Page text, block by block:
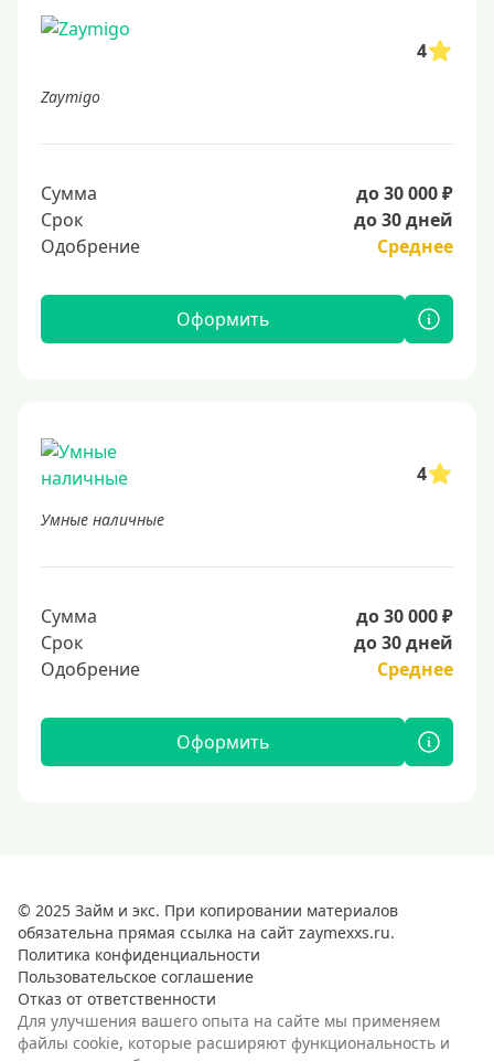
4
Zaymigo
Сумма
до 30 000 ₽
Срок
до 30 дней
Одобрение
Среднее
Оформить
4
Умные наличные
Сумма
до 30 000 ₽
Срок
до 30 дней
Одобрение
Среднее
Оформить
© 2025 Займ и экс. При копировании материалов
обязательна прямая ссылка на сайт zaymexxs.ru.
Политика конфиденциальности
Пользовательское соглашение
Отказ от ответственности
Для улучшения вашего опыта на сайте мы применяем
файлы cookie, которые расширяют функциональность и